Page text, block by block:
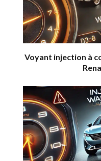
Voyant injection à